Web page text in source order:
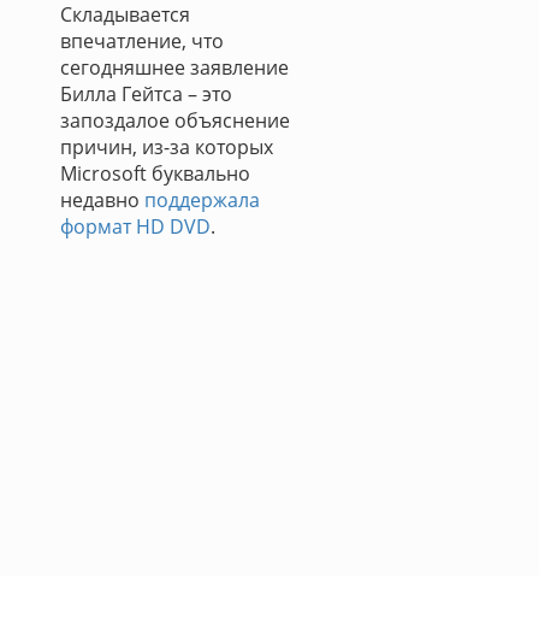
Складывается
впечатление, что
сегодняшнее заявление
Билла Гейтса – это
запоздалое объяснение
причин, из-за которых
Microsoft буквально
недавно поддержала
формат HD DVD.